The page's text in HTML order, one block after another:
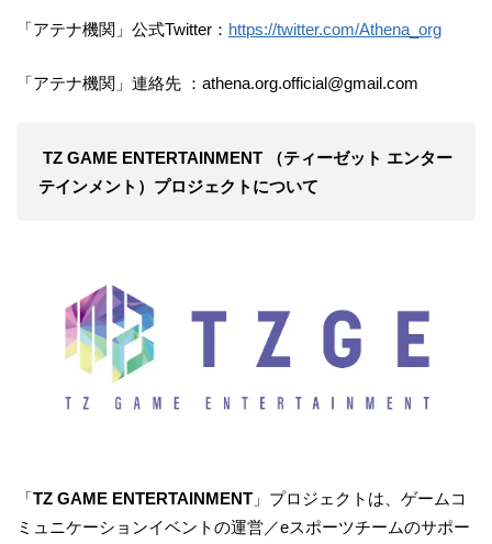
「アテナ機関」公式Twitter： https://twitter.com/Athena_org
「アテナ機関」連絡先 ：athena.org.official@gmail.com
TZ GAME ENTERTAINMENT （ティーゼット エンター
テインメント）プロジェクトについて
「TZ GAME ENTERTAINMENT 」プロジェクトは、ゲームコ
ミュニケーションイベントの運営／eスポーツチームのサポー